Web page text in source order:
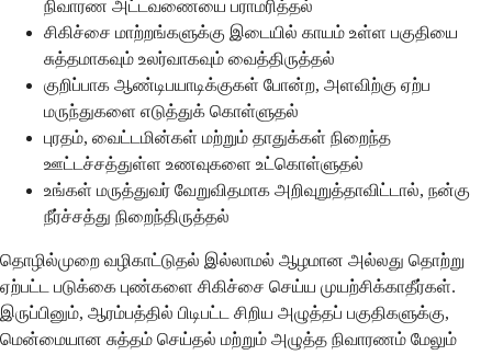
நிவாரண அட்டவணையை பராமரித்தல்
சிகிச்சை மாற்றங்களுக்கு இடையில் காயம் உள்ள பகுதியை
சுத்தமாகவும் உலர்வாகவும் வைத்திருத்தல்
குறிப்பாக ஆண்டிபயாடிக்குகள் போன்ற, அளவிற்கு ஏற்ப
மருந்துகளை எடுத்துக் கொள்ளுதல்
புரதம், வைட்டமின்கள் மற்றும் தாதுக்கள் நிறைந்த
ஊட்டச்சத்துள்ள உணவுகளை உட்கொள்ளுதல்
உங்கள் மருத்துவர் வேறுவிதமாக அறிவுறுத்தாவிட்டால், நன்கு
நீர்ச்சத்து நிறைந்திருத்தல்
தொழில்முறை வழிகாட்டுதல் இல்லாமல் ஆழமான அல்லது தொற்று
ஏற்பட்ட படுக்கை புண்களை சிகிச்சை செய்ய முயற்சிக்காதீர்கள்.
இருப்பினும், ஆரம்பத்தில் பிடிபட்ட சிறிய அழுத்தப் பகுதிகளுக்கு,
மென்மையான சுத்தம் செய்தல் மற்றும் அழுத்த நிவாரணம் மேலும்